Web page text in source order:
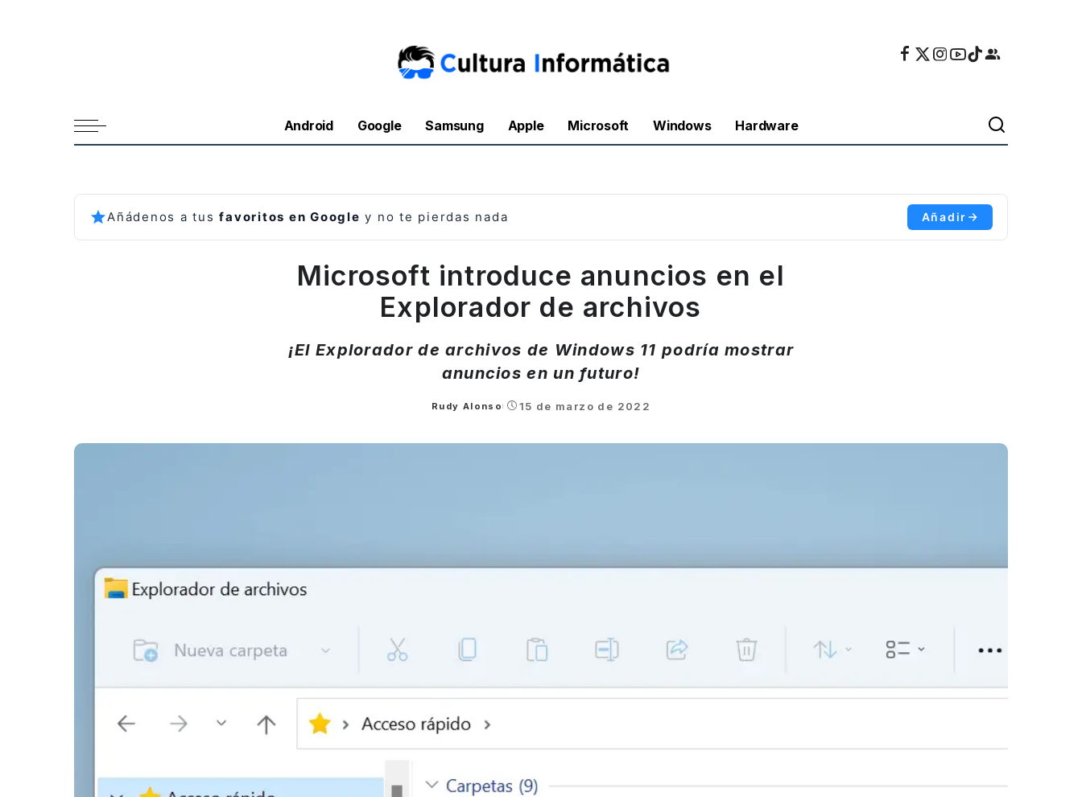
Android Google Samsung Apple Microsoft Windows Hardware
Añádenos a tusfavoritos en Google y no te pierdas nada Añadir
Microsoft introduce anuncios en el
Explorador de archivos
¡El Explorador de archivos de Windows 11 podría mostrar
anuncios en un futuro!
Posted
Rudy Alonso 15 de marzo de 2022